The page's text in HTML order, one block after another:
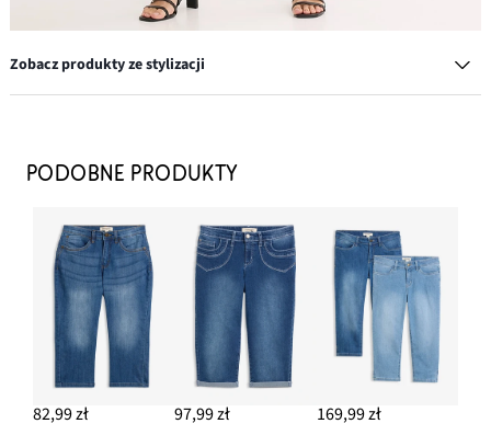
Zobacz produkty ze stylizacji
69,99 zł
Jeansy slim fit, cropped, średni stan
82,99 zł
DODAJ DO KOSZYKA
Sandały z paseczkami na wąskim obcasie
79,99 zł
PODOBNE PRODUKTY
82,99 zł 97,99 zł 169,99 zł